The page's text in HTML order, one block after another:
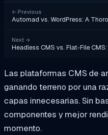
← Previous
Automad vs. WordPress: A
Next →
Headless CMS vs. Flat-File
Las plataformas CMS de
ganando terreno por una
capas innecesarias. Sin
componentes y mejor
momento.